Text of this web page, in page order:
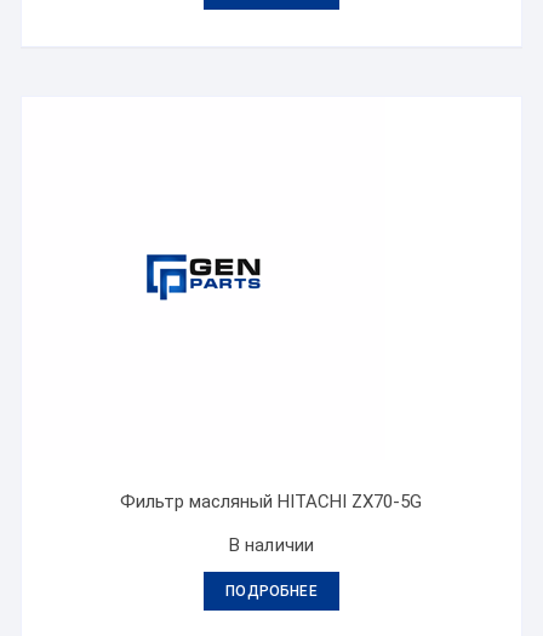
Фильтр масляный HITACHI ZX70-5G
В наличии
ПОДРОБНЕЕ